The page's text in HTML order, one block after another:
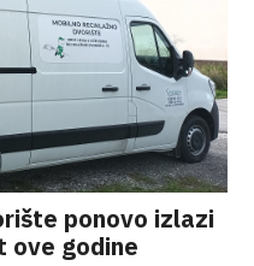
ponovo izlazi
ove godine